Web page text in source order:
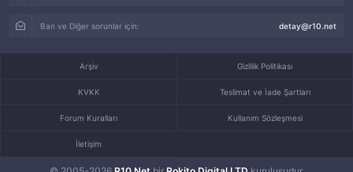
Ban ve Diğer sorunlar için: detay@r10.net
Arşiv Gizlilik Politikası
KVKK Teslimat ve İade Şartları
Forum Kuralları Kullanım Sözleşmesi
İletişim